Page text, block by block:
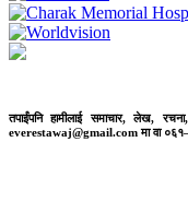
तपाईंपनि हामीलाई समाचार, लेख,
everestawaj@gmail.com मा वा